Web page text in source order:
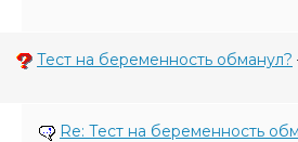
Тест на беременность обманул?
Re: Тест на беременность